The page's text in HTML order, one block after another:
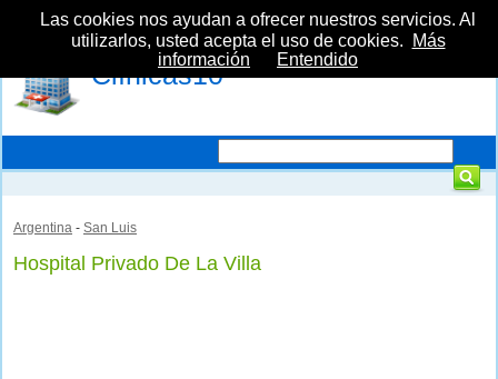
Clínicas10
Argentina - San Luis
Hospital Privado De La Villa
Las cookies nos ayudan a ofrecer nuestros servicios. Al
utilizarlos, usted acepta el uso de cookies.
Más
información
Entendido